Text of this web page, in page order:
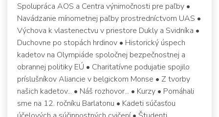
Spolupráca AOS a Centra výnimočnosti pre paľby •
Navádzanie mínometnej paľby prostredníctvom UAS •
Výchova k vlastenectvu v priestore Dukly a Svidníka •
Duchovne po stopách hrdinov • Historický úspech
kadetov na Olympiáde spoločnej bezpečnostnej a
obrannej politiky EÚ • Charitatívne podujatie spojilo
príslušníkov Aliancie v belgickom Monse • Z tvorby
našich kadetov... • Náš rozhovor... • Kurzy • Pomáhali
sme na 12. ročníku Barlatonu • Kadeti súčasťou